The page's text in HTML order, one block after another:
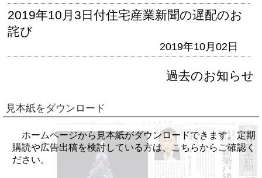
2019年10月3日付住宅産業新聞の遅配のお
詫び
2019年10月02日
過去のお知らせ
見本紙をダウンロード
ホームページから見本紙がダウンロードできます。定期
購読や広告出稿を検討している方は、こちらからご確認く
ださい。